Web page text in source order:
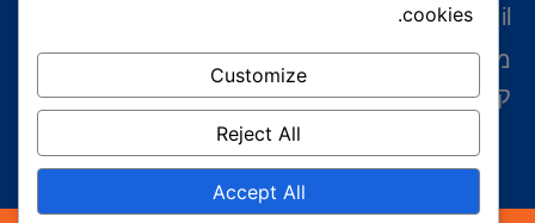
gabriel@benatovlaw.co.il
מצדה 9 בני ברק קומה 35 מגדל ב.ס.ר 3 (מול
קניון איילון ליד הרכבת הקלה בן גוריון)
cookies.
Customize
Reject All
Accept All